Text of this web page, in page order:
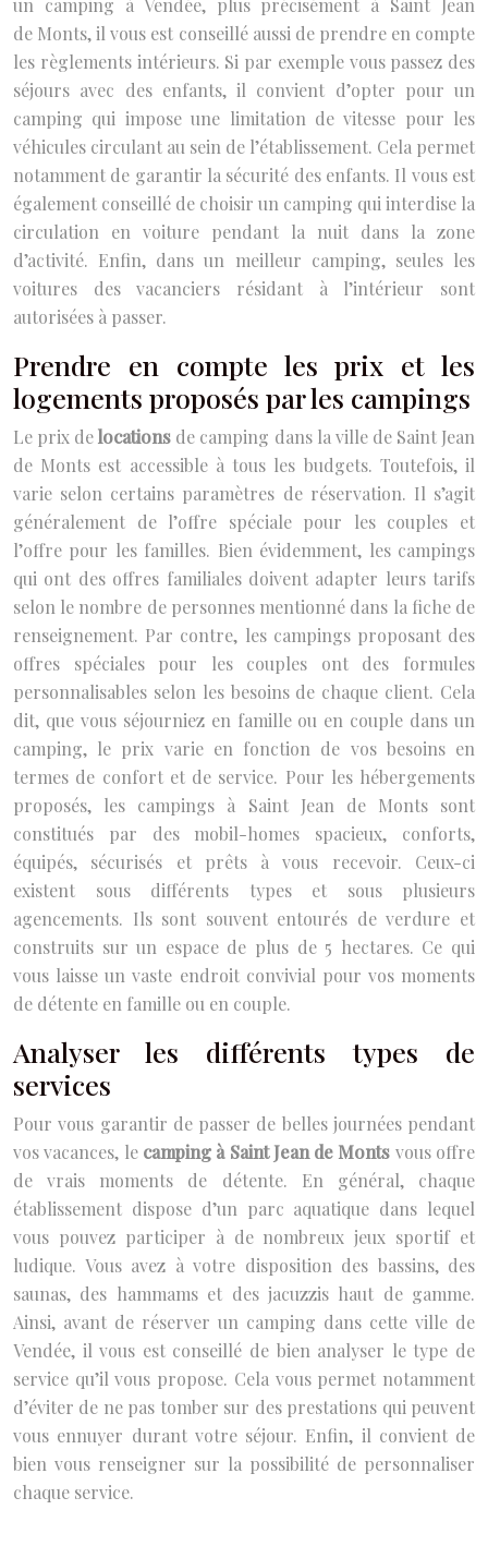
de Monts, il vous est conseillé aussi de prendre en compte
les règlements intérieurs. Si par exemple vous passez des
séjours avec des enfants, il convient d’opter pour un
camping qui impose une limitation de vitesse pour les
véhicules circulant au sein de l’établissement. Cela permet
notamment de garantir la sécurité des enfants. Il vous est
également conseillé de choisir un camping qui interdise la
circulation en voiture pendant la nuit dans la zone
d’activité. Enfin, dans un meilleur camping, seules les
voitures des vacanciers résidant à l’intérieur sont
autorisées à passer.
Prendre en compte les prix et les
logements proposés par les campings
Le prix delocations de camping dans la ville de Saint Jean
de Monts est accessible à tous les budgets. Toutefois, il
varie selon certains paramètres de réservation. Il s’agit
généralement de l’offre spéciale pour les couples et
l’offre pour les familles. Bien évidemment, les campings
qui ont des offres familiales doivent adapter leurs tarifs
selon le nombre de personnes mentionné dans la fiche de
renseignement. Par contre, les campings proposant des
offres spéciales pour les couples ont des formules
personnalisables selon les besoins de chaque client. Cela
dit, que vous séjourniez en famille ou en couple dans un
camping, le prix varie en fonction de vos besoins en
termes de confort et de service. Pour les hébergements
proposés, les campings à Saint Jean de Monts sont
constitués par des mobil-homes spacieux, conforts,
équipés, sécurisés et prêts à vous recevoir. Ceux-ci
existent sous différents types et sous plusieurs
agencements. Ils sont souvent entourés de verdure et
construits sur un espace de plus de 5 hectares. Ce qui
vous laisse un vaste endroit convivial pour vos moments
de détente en famille ou en couple.
Analyser les différents types de
services
Pour vous garantir de passer de belles journées pendant
vos vacances, le camping à Saint Jean de Monts vous offre
de vrais moments de détente. En général, chaque
établissement dispose d’un parc aquatique dans lequel
vous pouvez participer à de nombreux jeux sportif et
ludique. Vous avez à votre disposition des bassins, des
saunas, des hammams et des jacuzzis haut de gamme.
Ainsi, avant de réserver un camping dans cette ville de
Vendée, il vous est conseillé de bien analyser le type de
service qu’il vous propose. Cela vous permet notamment
d’éviter de ne pas tomber sur des prestations qui peuvent
vous ennuyer durant votre séjour. Enfin, il convient de
bien vous renseigner sur la possibilité de personnaliser
chaque service.